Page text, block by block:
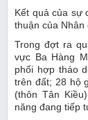
Kết quả của sự
thuận của
Trong đợt ra
vực Ba Hàng
phối hợp tháo
trên đất; 28 hộ
(thôn Tân
năng đang tiếp